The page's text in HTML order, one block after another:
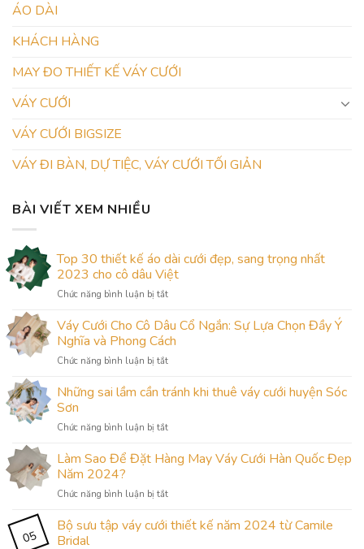
ÁO DÀI
KHÁCH HÀNG
MAY ĐO THIẾT KẾ VÁY CƯỚI
VÁY CƯỚI
VÁY CƯỚI BIGSIZE
VÁY ĐI BÀN, DỰ TIỆC, VÁY CƯỚI TỐI GIẢN
BÀI VIẾT XEM NHIỀU
Top 30 thiết kế áo dài cưới đẹp, sang trọng nhất
2023 cho cô dâu Việt
Chức năng bình luận bị tắtở
30
thiết
kế
áo
cưới
trọng
2023
dâu
Váy Cưới Cho Cô Dâu Cổ Ngắn: Sự Lựa Chọn Đầy Ý
Nghĩa và Phong Cách
Chức năng bình luận bị tắtở
Cưới
Dâu
Ngắn:
Chọn
Ý
Những sai lầm cần tránh khi thuê váy cưới huyện Sóc
Sơn
Chức năng bình luận bị tắtở
sai
lầm
tránh
thuê
Làm Sao Để Đặt Hàng May Váy Cưới Hàn Quốc Đẹp
Năm 2024?
Chức năng bình luận bị tắtở
Sao
05
Bộ sưu tập váy cưới thiết kế năm 2024 từ Camile
Bridal